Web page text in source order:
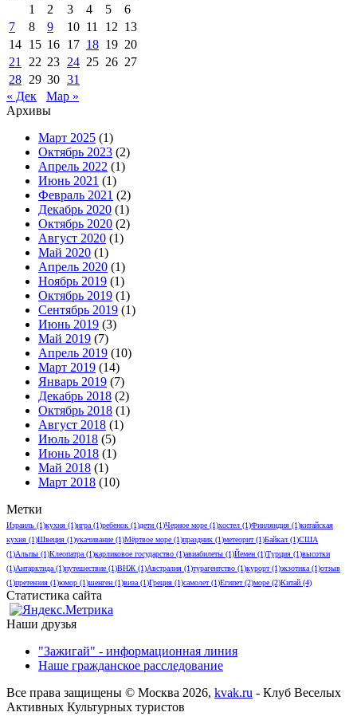
1
2 3 4 5
6
7
8 9 10 11 12 13
14 15 16 17 18 19 20
21
22 23 24 25 26 27
28 29 30 31
« Дек
Мар »
Архивы
Март 2025 (1)
Октябрь 2023 (2)
Апрель 2022 (1)
Июнь 2021 (1)
Февраль 2021 (2)
Декабрь 2020 (1)
Октябрь 2020 (2)
Август 2020 (1)
Май 2020 (1)
Апрель 2020 (1)
Ноябрь 2019 (1)
Октябрь 2019 (1)
Сентябрь 2019 (1)
Июнь 2019 (3)
Май 2019 (7)
Апрель 2019 (10)
Март 2019 (14)
Январь 2019 (7)
Декабрь 2018 (2)
Октябрь 2018 (1)
Август 2018 (1)
Июль 2018 (5)
Июнь 2018 (1)
Май 2018 (1)
Март 2018 (10)
Метки
Израиль (1)кухня (1)игра (1)ребенок (1)дети (1)Черное море (1)хостел (1)Финляндия (1)китайская
кухня (1)Швеция (1)укачивание (1)Мёртвое море (1)праздник (1)метеорит(1)Байкал (1)США
(1)Альпы (1)Клеопатра (1)карликовое государство (1)авиабилеты (1)Йемен (1)Турция (1)высотки
(1)Антарктида (1)путешествие (1)ВНЖ (1)Австралия (1)турагентство (1)курорт(1)экзотика (1)отзыв
(1)претензия (1)юмор (1)шенген (1)виза (1)Греция (1)самолет(1)Египет(2)море (2)Китай (4)
Статистика сайта
Наши друзья
"Зажигай" - информационная линия
Наше гражданское расследование
Все права защищены © Москва 2026, kvak.ru - Клуб Веселых
Активных Культурных туристов